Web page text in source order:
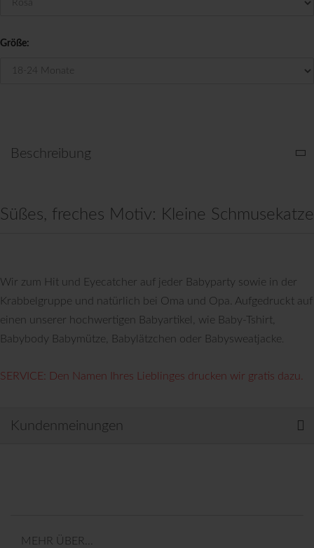
Größe:
Beschreibung
Süßes, freches Motiv: Kleine Schmusekatze
Wir zum Hit und Eyecatcher auf jeder Babyparty sowie in der
Krabbelgruppe und natürlich bei Oma und Opa. Aufgedruckt auf
einen unserer hochwertigen Babyartikel, wie Baby-Tshirt,
Babybody Babymütze, Babylätzchen oder Babysweatjacke.
SERVICE: Den Namen Ihres Lieblinges drucken wir gratis dazu.
Kundenmeinungen
MEHR ÜBER...